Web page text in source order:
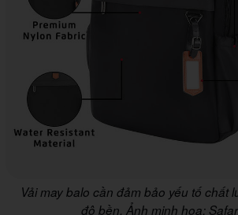
Vải may balo cần đảm bảo yếu tố chất
độ bền. Ảnh minh họa: